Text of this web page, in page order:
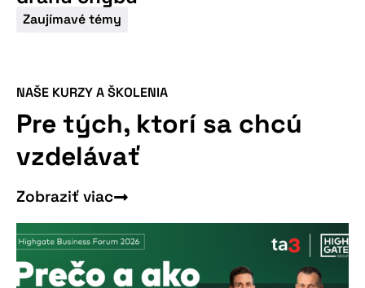
Zaujímavé témy
NAŠE KURZY A ŠKOLENIA
Pre tých, ktorí sa chcú
vzdelávať
Zobraziť viac
Nepremeškajte
konferenciu
Viac informácií